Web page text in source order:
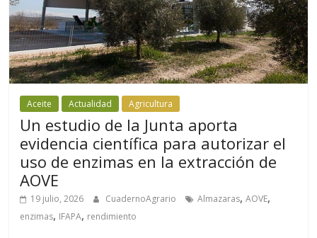
Aceite Actualidad Agricultura
Un estudio de la Junta aporta
evidencia científica para autorizar el
uso de enzimas en la extracción de
AOVE
19 julio, 2026 CuadernoAgrario Almazaras,AOVE,
enzimas, IFAPA, rendimiento